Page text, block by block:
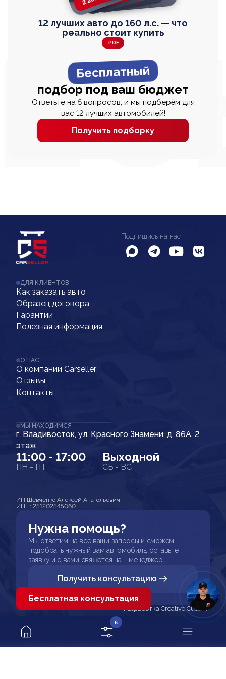
12 лучших авто до 160 л.с. — что
реально стоит купить
.PDF
Бесплатный
подбор под ваш бюджет
Ответьте на 5 вопросов, и мы подберём для
вас 12 лучших автомобилей!
Получить подборку
Подпишись на нас
ДЛЯ КЛИЕНТОВ
Как заказать авто
Образец договора
Гарантии
Полезная информация
О НАС
О компании Carseller
Отзывы
Контакты
МЫ НАХОДИМСЯ
г. Владивосток, ул. Красного Знамени, д. 86А, 2
этаж
11:00 - 17:00
ПН - ПТ
Выходной
СБ - ВС
ИП Шевченко Алексей Анатольевич
ИНН: 251202545060
Нужна помощь?
Мы ответим на все ваши запросы и сможем
подобрать нужный вам автомобиль, оставьте
заявку и с вами свяжется наш менеджер
Получить консультацию
Разработка Creative Custom
6
Бесплатная консультация